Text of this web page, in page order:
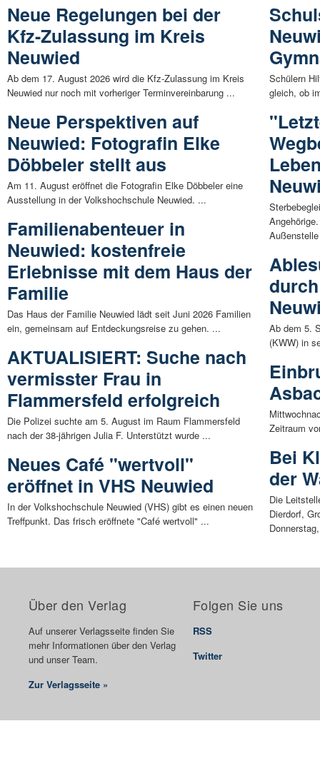
Neue Regelungen bei der
Kfz-Zulassung im Kreis
Neuwied
Ab dem 17. August 2026 wird die Kfz-Zulassung im Kreis
Neuwied nur noch mit vorheriger Terminvereinbarung ...
Neue Perspektiven auf
Neuwied: Fotografin Elke
Döbbeler stellt aus
Am 11. August eröffnet die Fotografin Elke Döbbeler eine
Ausstellung in der Volkshochschule Neuwied. ...
Familienabenteuer in
Neuwied: kostenfreie
Erlebnisse mit dem Haus der
Familie
Das Haus der Familie Neuwied lädt seit Juni 2026 Familien
ein, gemeinsam auf Entdeckungsreise zu gehen. ...
AKTUALISIERT: Suche nach
vermisster Frau in
Flammersfeld erfolgreich
Die Polizei suchte am 5. August im Raum Flammersfeld
nach der 38-jährigen Julia F. Unterstützt wurde ...
Neues Café "wertvoll"
eröffnet in VHS Neuwied
In der Volkshochschule Neuwied (VHS) gibt es einen neuen
Treffpunkt. Das frisch eröffnete "Café wertvoll" ...
Schülern
gleich, ob
Ab dem 5.
(KWW) in
Zeitraum
Bei
der
Die
Dierdorf,
Über den Verlag
Auf unserer Verlagsseite finden Sie
mehr Informationen über den Verlag
und unser Team.
Zur Verlagsseite »
Folgen Sie uns
RSS
Twitter